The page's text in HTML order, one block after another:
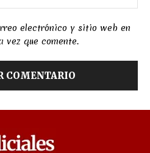
electrónico y sitio web en
que comente.